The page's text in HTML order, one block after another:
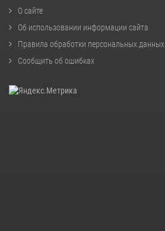
О сайте
Об использовании информации сайта
Правила обработки персональных данных
Сообщить об ошибках